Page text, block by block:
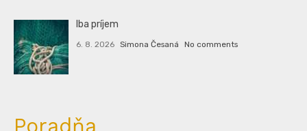
Iba príjem
6. 8. 2026 Simona Česaná No comments
Poradňa